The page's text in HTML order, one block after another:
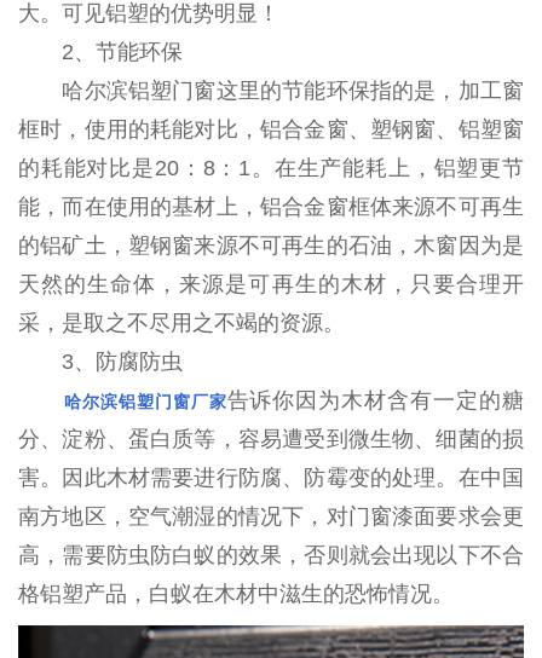
大。可见铝塑的优势明显！
2、节能环保
哈尔滨铝塑门窗这里的节能环保指的是，加工窗
框时，使用的耗能对比，铝合金窗、塑钢窗、铝塑窗
的耗能对比是20：8：1。在生产能耗上，铝塑更节
能，而在使用的基材上，铝合金窗框体来源不可再生
的铝矿土，塑钢窗来源不可再生的石油，木窗因为是
天然的生命体，来源是可再生的木材，只要合理开
采，是取之不尽用之不竭的资源。
3、防腐防虫
哈尔滨铝塑门窗厂家告诉你因为木材含有一定的糖
分、淀粉、蛋白质等，容易遭受到微生物、细菌的损
害。因此木材需要进行防腐、防霉变的处理。在中国
南方地区，空气潮湿的情况下，对门窗漆面要求会更
高，需要防虫防白蚁的效果，否则就会出现以下不合
格铝塑产品，白蚁在木材中滋生的恐怖情况。